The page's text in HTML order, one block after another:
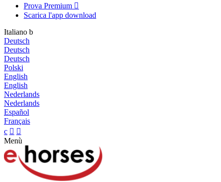
Prova Premium 
Scarica l'app download
Italiano b
Deutsch
Deutsch
Deutsch
Polski
English
English
Nederlands
Nederlands
Español
Français
c  
Menù